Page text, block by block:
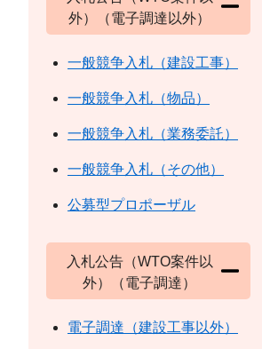
外）（電子調達以外）
一般競争入札（建設工事）
一般競争入札（物品）
一般競争入札（業務委託）
一般競争入札（その他）
公募型プロポーザル
入札公告（WTO案件以
外）（電子調達）
電子調達（建設工事以外）